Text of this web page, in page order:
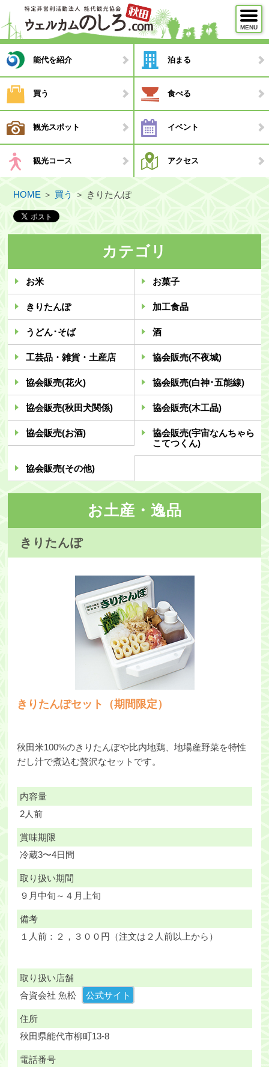
MENU
メニュー
泊まる
買う
食べる
観光スポット
イベント
・モデルコース
・観光ガイド
・ツアー
能代観光協会について
会員募集
会員一覧
旅行のお申し込み
お問い合わせ
能代を紹介 泊まる
買う 食べる
観光スポット イベント
観光コース アクセス
HOME ＞ 買う ＞ きりたんぽ
カテゴリ
お米 お菓子
きりたんぽ 加工食品
うどん･そば 酒
工芸品・雑貨・土産店 協会販売(不夜城)
協会販売(花火) 協会販売(白神･五能線)
協会販売(秋田犬関係) 協会販売(木工品)
協会販売(お酒)
協会販売(宇宙なんちゃら
こてつくん)
協会販売(その他)
お土産・逸品
きりたんぽ
きりたんぽセット（期間限定）
秋田米100%のきりたんぽや比内地鶏、地場産野菜を特性
だし汁で煮込む贅沢なセットです。
内容量
2人前
賞味期限
冷蔵3〜4日間
取り扱い期間
９月中旬～４月上旬
備考
１人前：２，３００円（注文は２人前以上から）
取り扱い店舗
合資会社 魚松
公式サイト
住所
秋田県能代市柳町13-8
電話番号